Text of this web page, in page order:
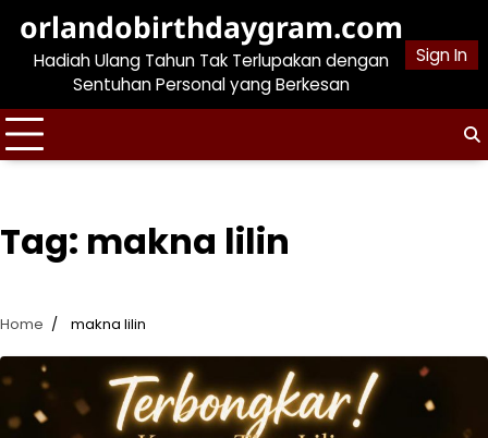
content
orlandobirthdaygram.com
Hadiah Ulang Tahun Tak Terlupakan dengan
Sentuhan Personal yang Berkesan
Sign In
Tag: makna lilin
Home makna lilin